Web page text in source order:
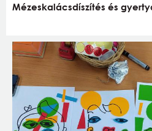
Mézeskalácsdíszítés és